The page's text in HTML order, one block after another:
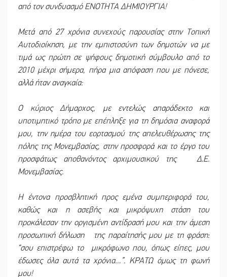
από τον συνδυασμό ΕΝΟΤΗΤΑ ΔΗΜΙΟΥΡΓΙΑ!
Μετά από 27 χρόνια συνεχούς παρουσίας στην Τοπική
Αυτοδιοίκηση, με την εμπιστοσύνη των δημοτών να με
τιμά ως πρώτη σε ψήφους δημοτική σύμβουλο από το
2010 μέχρι σήμερα, πήρα μια απόφαση που με πόνεσε,
αλλά ήταν αναγκαία:
Ο κύριος Δήμαρχος, με εντελώς απαράδεκτο και
υποτιμητικό τρόπο με επέπληξε για τη δημόσια αναφορά
μου, την ημέρα του εορτασμού της απελευθέρωσης της
πόλης της Μονεμβασίας, στην προσφορά και το έργο του
προσφάτως αποθανόντος αρχιμουσικού της Δ.Ε.
Μονεμβασίας.
Η έντονα προσβλητική προς εμένα συμπεριφορά του,
καθώς και η ασεβής και μικρόψυχη στάση του
προκάλεσαν την οργισμένη αντίδρασή μου και την άμεση
προσωπική δήλωση της παραίτησής μου με τη φράση:
“σου επιστρέφω το μικρόφωνο που, όπως είπες, μου
έδωσες όλα αυτά τα χρόνια…”. ΚΡΑΤΩ όμως τη φωνή
μου!